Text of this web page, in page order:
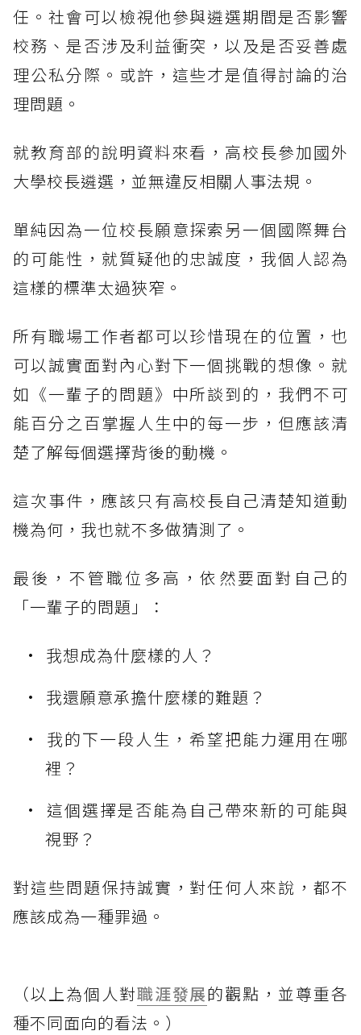
任。社會可以檢視他參與遴選期間是否影響
校務、是否涉及利益衝突，以及是否妥善處
理公私分際。或許，這些才是值得討論的治
理問題。
就教育部的說明資料來看，高校長參加國外
大學校長遴選，並無違反相關人事法規。
單純因為一位校長願意探索另一個國際舞台
的可能性，就質疑他的忠誠度，我個人認為
這樣的標準太過狹窄。
所有職場工作者都可以珍惜現在的位置，也
可以誠實面對內心對下一個挑戰的想像。就
如《一輩子的問題》中所談到的，我們不可
能百分之百掌握人生中的每一步，但應該清
楚了解每個選擇背後的動機。
這次事件，應該只有高校長自己清楚知道動
機為何，我也就不多做猜測了。
最後，不管職位多高，依然要面對自己的
「一輩子的問題」：
我想成為什麼樣的人？
我還願意承擔什麼樣的難題？
我的下一段人生，希望把能力運用在哪
裡？
這個選擇是否能為自己帶來新的可能與
視野？
對這些問題保持誠實，對任何人來說，都不
應該成為一種罪過。
（以上為個人對職涯發展的觀點，並尊重各
種不同面向的看法。）